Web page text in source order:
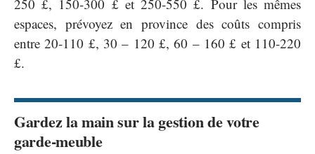
250 £, 150-300 £ et 250-550 £. Pour les mêmes
espaces, prévoyez en province des coûts compris
entre 20-110 £, 30 – 120 £, 60 – 160 £ et 110-220
£.
Gardez la main sur la gestion de votre
garde-meuble